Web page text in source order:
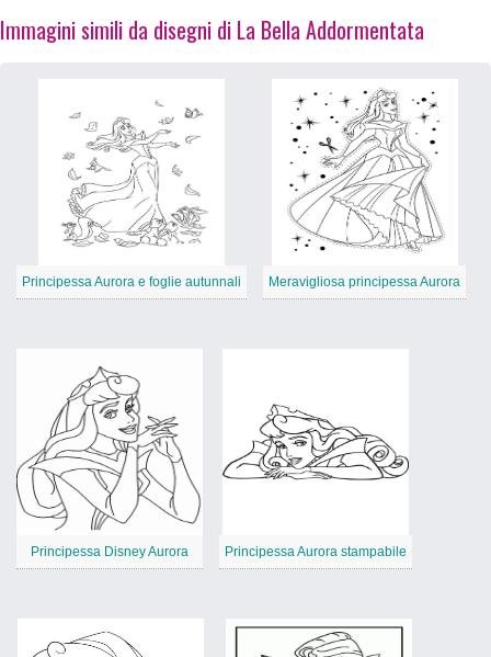
Immagini simili da disegni di La Bella Addormentata
Principessa Aurora e foglie autunnali Meravigliosa principessa Aurora
Principessa Disney Aurora Principessa Aurora stampabile